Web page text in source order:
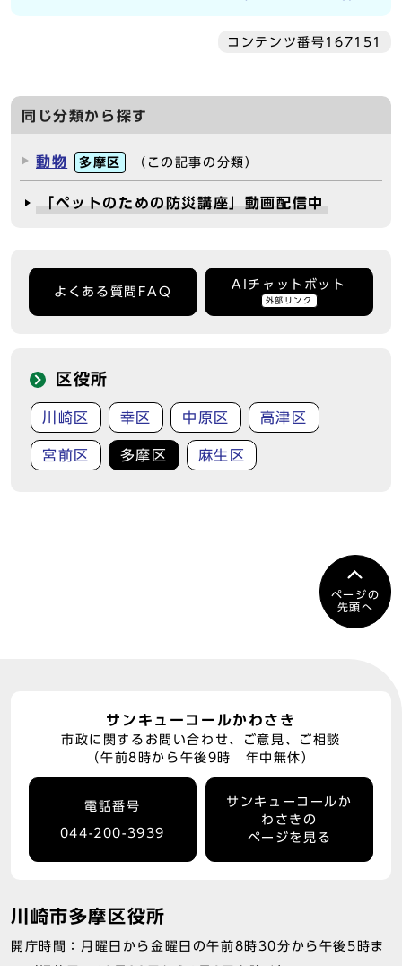
コンテンツ番号167151
同じ分類から探す
動物 多摩区 （この記事の分類）
「ペットのための防災講座」動画配信中
よくある質問FAQ
AIチャットボット
外部リンク
区役所
川崎区 幸区 中原区 高津区
宮前区 多摩区 麻生区
ページの
先頭へ
サンキューコールかわさき
市政に関するお問い合わせ、ご意見、ご相談
（午前8時から午後9時 年中無休）
電話番号
044-200-3939
サンキューコールか
わさきの
ページを見る
川崎市多摩区役所
開庁時間：月曜日から金曜日の午前8時30分から午後5時ま